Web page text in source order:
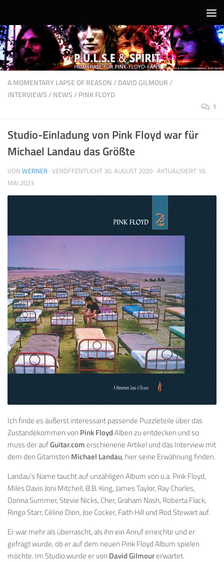
A MOMENTARY LAPSE OF REASON/DAVID GILMOUR/
INTERVIEWS/NEWS/PINK FLOYD
1
Studio-Einladung von Pink Floyd war für
Michael Landau das Größte
VON WERNER · VERÖFFENTLICHT 30. AUGUST 2020 · AKTUALISIERT 10.
MAI 2023
Ich finde es äußerst interessant passende Puzzleteile über das
Zustandekommen von Pink FloydAlben zu entdecken und so
muss der aufGuitar.comerschienene Artikel und das Interview mit
dem den Gitarristen Michael Landau, hier seine Erwähnung finden.
Landau’s Name taucht auf unzähligen Album von u.a. Pink Floyd,
Miles Davis Joni Mitchell, B.B. King, James Taylor, Ray Charles,
Donna Summer, Stevie Nicks, Cher, Graham Nash, Roberta Flack,
Ringo Starr, Céline Dion, Joe Cocker, Faith Hill und Rod Stewart auf.
Er war mehr als überrascht, als ihn ein Anruf erreichte und er
gefragt wurde, ob er auf dem neuen Pink Floyd Album spielen
möchte. Im Studio wurde er von David Gilmourerwartet.